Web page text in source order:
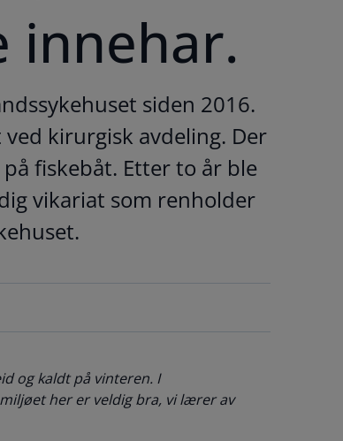
innehar.
siden 2016.
kirurgisk avdeling. Der
fiskebåt. Etter to år ble
vikariat som renholder
og kaldt på vinteren. I
her er veldig bra, vi lærer av